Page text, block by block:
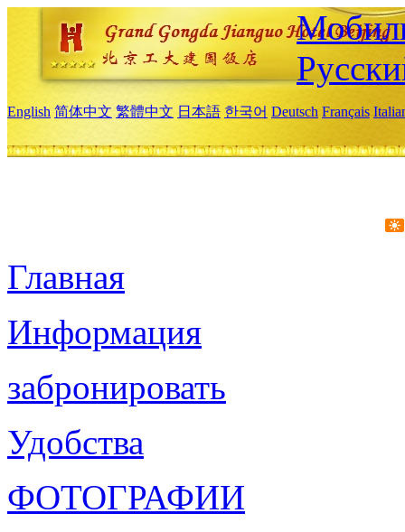
English 简体中文 繁體中文 日本語 한국어 Deutsch Français
Главная
Информация
забронировать
Удобства
ФОТОГРАФИИ